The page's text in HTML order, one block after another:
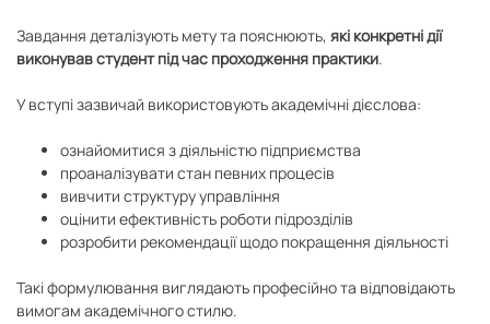
Завдання деталізують мету та пояснюють, які конкретні дії
виконував студент під час проходження практики.
У вступі зазвичай використовують академічні дієслова:
ознайомитися з діяльністю підприємства
проаналізувати стан певних процесів
вивчити структуру управління
оцінити ефективність роботи підрозділів
розробити рекомендації щодо покращення діяльності
Такі формулювання виглядають професійно та відповідають
вимогам академічного стилю.